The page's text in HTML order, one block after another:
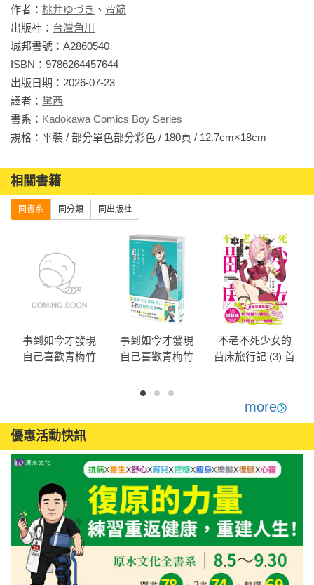
作者： 桃井ゆづき 、 背筋
出版社： 台灣角川
城邦書號：A2860540
ISBN：9786264457644
出版日期：2026-07-23
譯者： 黛西
書系： Kadokawa Comics Boy Series
相關書籍
同書系 同分類 同出版社
事到如今才發現
自己喜歡青梅竹
事到如今才發現
自己喜歡青梅竹
不老不死少女的
苗床旅行記 (3) 首
more
優惠活動快訊